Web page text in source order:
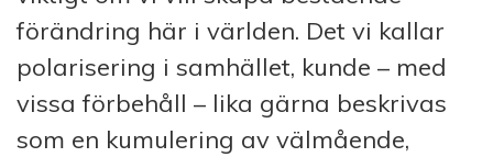
förändring här i världen. Det vi kallar
polarisering i samhället, kunde – med
vissa förbehåll – lika gärna beskrivas
som en kumulering av välmående,